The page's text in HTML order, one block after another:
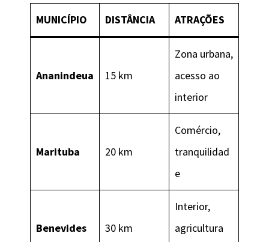
MUNICÍPIO DISTÂNCIA ATRAÇÕES
Ananindeua 15 km
Zona urbana,
acesso ao
interior
Marituba 20 km
Comércio,
tranquilidad
e
Benevides 30 km
Interior,
agricultura